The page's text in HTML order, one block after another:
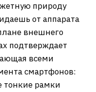
природу
от аппарата
внешнего
подтверждает
всеми
смартфонов:
тонкие рамки